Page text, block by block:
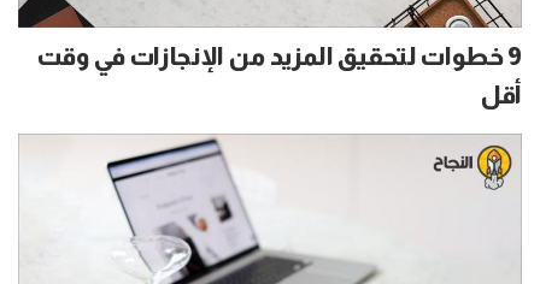
9 خطوات لتحقيق المزيد من الإنجازات في وقت
أقل